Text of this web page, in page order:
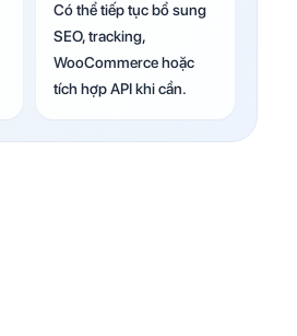
Có thể tiếp tục bổ sung
SEO, tracking,
WooCommerce hoặc
tích hợp API khi cần.